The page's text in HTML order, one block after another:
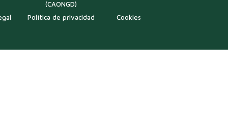
(CAONGD)
Política de privacidad Cookies